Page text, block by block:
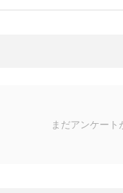
まだアンケート